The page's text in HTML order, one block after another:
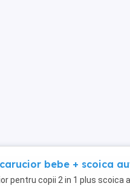
bebe + scoica
pentru copii 2 in 1 plus scoica